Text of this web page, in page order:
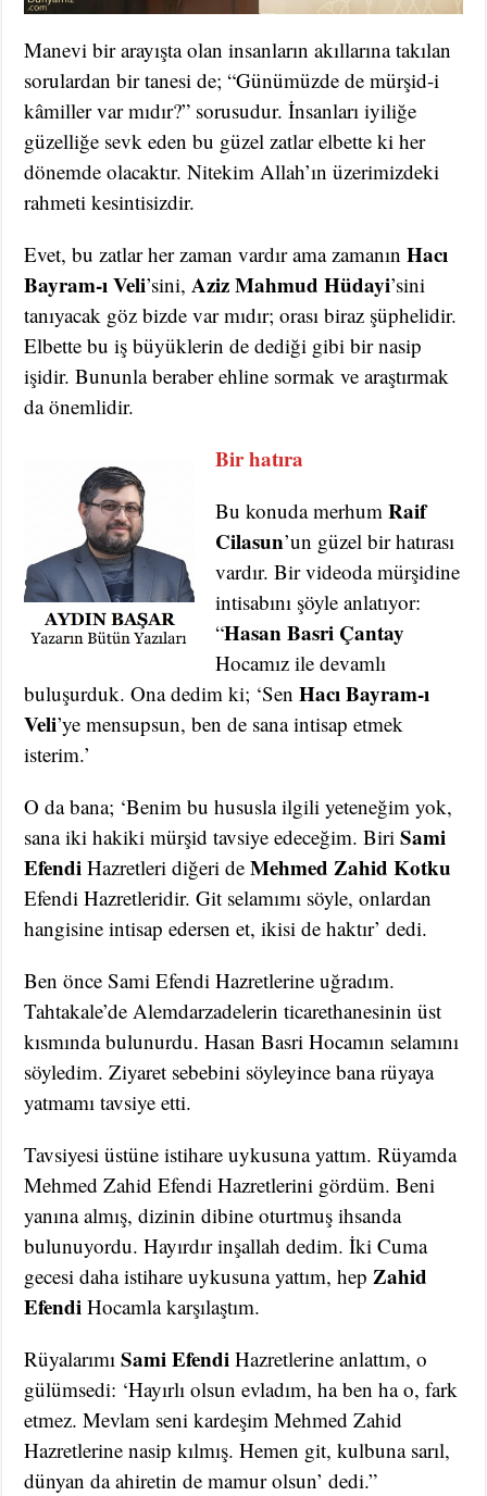
Manevi bir arayışta olan insanların akıllarına takılan
sorulardan bir tanesi de; “Günümüzde de mürşid-i
kâmiller var mıdır?” sorusudur. İnsanları iyiliğe
güzelliğe sevk eden bu güzel zatlar elbette ki her
dönemde olacaktır. Nitekim Allah’ın üzerimizdeki
rahmeti kesintisizdir.
Evet, bu zatlar her zaman vardır ama zamanınHacı
Bayram-ı Veli’sini,Aziz Mahmud Hüdayi’sini
tanıyacak göz bizde var mıdır; orası biraz şüphelidir.
Elbette bu iş büyüklerin de dediği gibi bir nasip
işidir. Bununla beraber ehline sormak ve araştırmak
da önemlidir.
Bir hatıra
Bu konuda merhum Raif
Cilasun’un güzel bir hatırası
vardır. Bir videoda mürşidine
intisabını şöyle anlatıyor:
“Hasan Basri Çantay
Hocamız ile devamlı
buluşurduk. Ona dedim ki; ‘SenHacı Bayram-ı
Veli’ye mensupsun, ben de sana intisap etmek
isterim.’
O da bana; ‘Benim bu hususla ilgili yeteneğim yok,
sana iki hakiki mürşid tavsiye edeceğim. Biri Sami
EfendiHazretleri diğeri deMehmed Zahid Kotku
Efendi Hazretleridir. Git selamımı söyle, onlardan
hangisine intisap edersen et, ikisi de haktır’ dedi.
Ben önce Sami Efendi Hazretlerine uğradım.
Tahtakale’de Alemdarzadelerin ticarethanesinin üst
kısmında bulunurdu. Hasan Basri Hocamın selamını
söyledim. Ziyaret sebebini söyleyince bana rüyaya
yatmamı tavsiye etti.
Tavsiyesi üstüne istihare uykusuna yattım. Rüyamda
Mehmed Zahid Efendi Hazretlerini gördüm. Beni
yanına almış, dizinin dibine oturtmuş ihsanda
bulunuyordu. Hayırdır inşallah dedim. İki Cuma
gecesi daha istihare uykusuna yattım, hepZahid
Efendi Hocamla karşılaştım.
Rüyalarımı Sami Efendi Hazretlerine anlattım, o
gülümsedi: ‘Hayırlı olsun evladım, ha ben ha o, fark
etmez. Mevlam seni kardeşim Mehmed Zahid
Hazretlerine nasip kılmış. Hemen git, kulbuna sarıl,
dünyan da ahiretin de mamur olsun’ dedi.”